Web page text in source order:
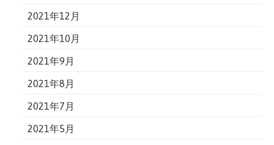
2021年12月
2021年10月
2021年9月
2021年8月
2021年7月
2021年5月